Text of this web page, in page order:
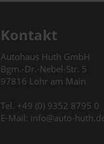
Kontakt
Autohaus Huth GmbH
Bgm.-Dr.-Nebel-Str. 5
97816 Lohr am Main
Tel. +49 (0) 9352 8795 0
E-Mail: info@auto-